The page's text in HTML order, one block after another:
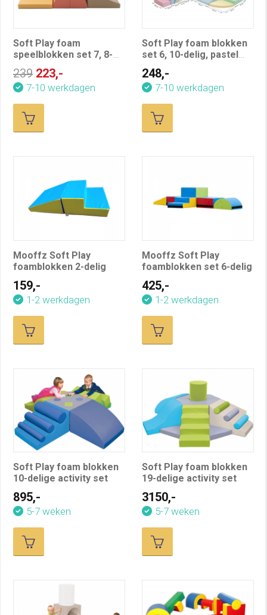
Soft Play foam
speelblokken set 7, 8-
delig, herfst kleuren
239 223,-
7-10 werkdagen
Soft Play foam blokken
set 6, 10-delig, pastel
kleuren
248,-
7-10 werkdagen
Mooffz Soft Play
foamblokken 2-delig
159,-
1-2 werkdagen
Mooffz Soft Play
foamblokken set 6-delig
425,-
1-2 werkdagen
Soft Play foam blokken
10-delige activity set
895,-
5-7 weken
Soft Play foam blokken
19-delige activity set
3150,-
5-7 weken